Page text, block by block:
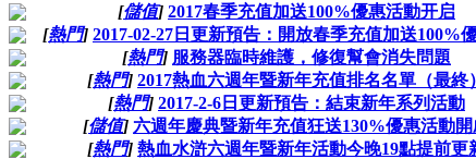
[儲值] 2017春季充值加送100%優惠活動开启
[熱門] 2017-02-27日更新預告：開放春季充值加送100%
[熱門] 服務器臨時維護，修復幫會消失問題
[熱門] 2017熱血六週年暨新年充值排名名單（最終）
[熱門] 2017-2-6日更新預告：結束新年系列活動
[儲值] 六週年慶典暨新年充值狂送130%優惠活動開
[熱門] 熱血水滸六週年暨新年活動今晚19點提前更